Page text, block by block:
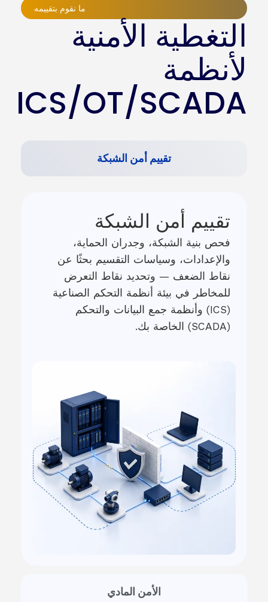
ما نقوم بتقييمه
التغطية الأمنية
لأنظمة
ICS/OT/SCADA
تقييم أمن الشبكة
الأمن المادي
تقييم أمن الشبكة
فحص بنية الشبكة، وجدران الحماية،
والإعدادات، وسياسات التقسيم بحثًا عن
نقاط الضعف — وتحديد نقاط التعرض
للمخاطر في بيئة أنظمة التحكم الصناعية
(ICS) وأنظمة جمع البيانات والتحكم
(SCADA) الخاصة بك.